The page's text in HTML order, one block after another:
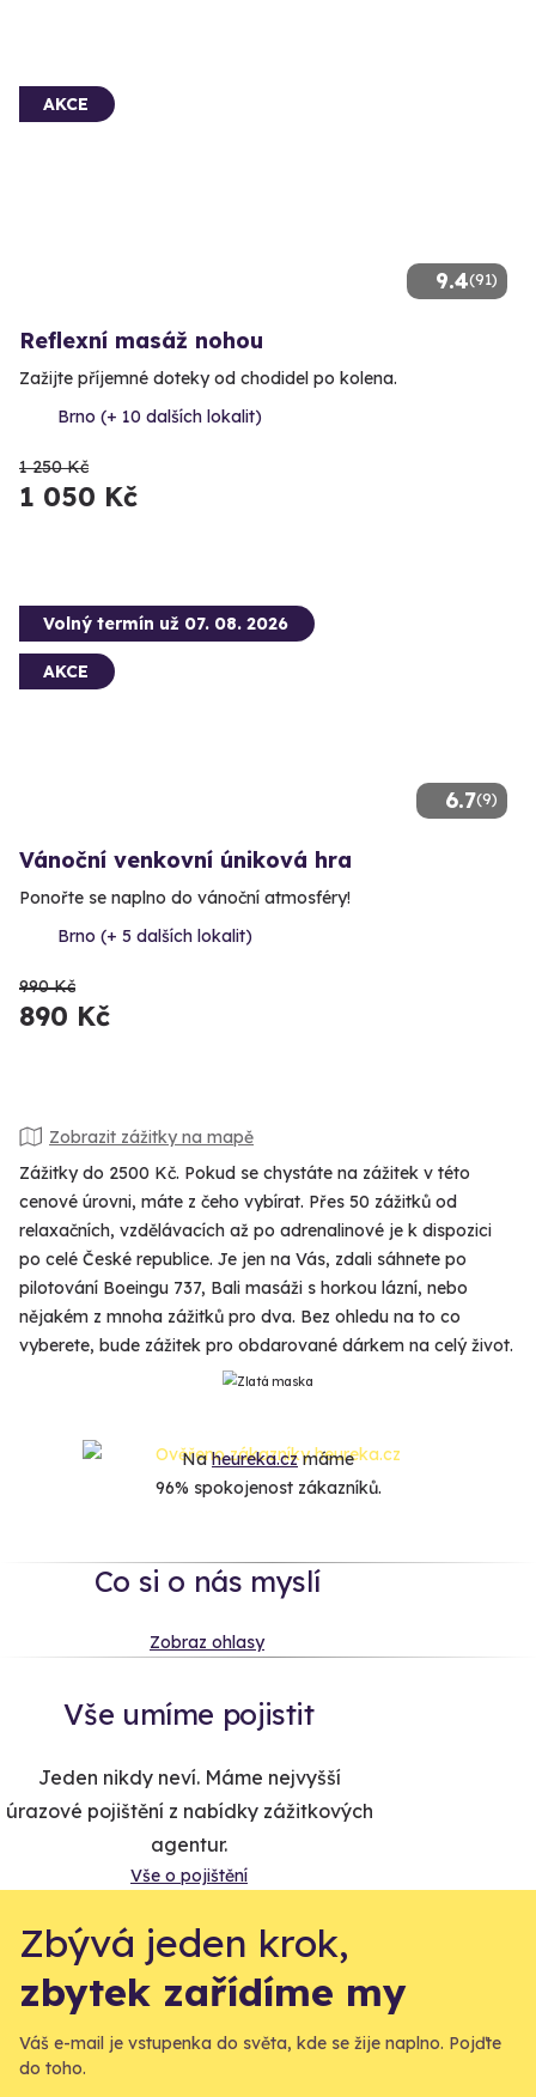
9.4(91)
AKCE
Reflexní masáž nohou
Zažijte příjemné doteky od chodidel po kolena.
Brno (+ 10 dalších lokalit)
1 250 Kč
1 050 Kč
6.7(9)
Volný termín už 07. 08. 2026
AKCE
Vánoční venkovní úniková hra
Ponořte se naplno do vánoční atmosféry!
Brno (+ 5 dalších lokalit)
990 Kč
890 Kč
Zobrazit zážitky na mapě
Zážitky do 2500 Kč. Pokud se chystáte na zážitek v této
cenové úrovni, máte z čeho vybírat. Přes 50 zážitků od
relaxačních, vzdělávacích až po adrenalinové je k dispozici
po celé České republice. Je jen na Vás, zdali sáhnete po
pilotování Boeingu 737, Bali masáži s horkou lázní, nebo
nějakém z mnoha zážitků pro dva. Bez ohledu na to co
vyberete, bude zážitek pro obdarované dárkem na celý život.
Naheureka.czmáme
96% spokojenost zákazníků.
Co si o nás myslí
Zobraz ohlasy
Vše umíme pojistit
Jeden nikdy neví. Máme nejvyšší
úrazové pojištění z nabídky zážitkových
agentur.
Vše o pojištění
Zbývá jeden krok,
zbytek zařídíme my
Váš e-mail je vstupenka do světa, kde se žije naplno. Pojďte
do toho.